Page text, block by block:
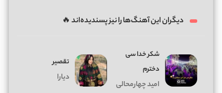
دیگران این آهنگ‌ها را نیز پسندیده‌اند 🔥
شکر خدا سی
دخترم
امید چهارمحالی
تقصیر
دیارا